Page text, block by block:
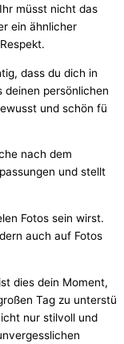
Ihr müsst nicht das
ein ähnlicher
Respekt.
dass du dich in
deinen persönlichen
und schön fü
nach dem
und stellt
Fotos sein wirst.
auch auf Fotos
ist dies dein Moment,
en Tag zu unterstü
nur stilvoll und